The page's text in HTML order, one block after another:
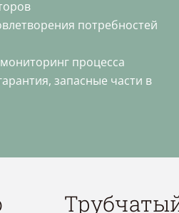
потребностей
процесса
запасные части в